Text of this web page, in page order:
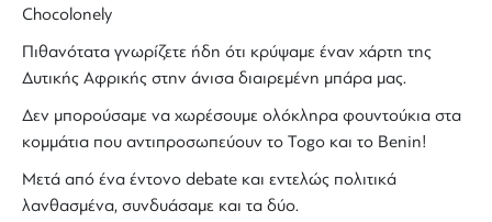
Chocolonely
Πιθανότατα γνωρίζετε ήδη ότι κρύψαμε έναν χάρτη της
Δυτικής Αφρικής στην άνισα διαιρεμένη μπάρα μας.
Δεν μπορούσαμε να χωρέσουμε ολόκληρα φουντούκια στα
κομμάτια που αντιπροσωπεύουν το Togo και το Benin!
Μετά από ένα έντονο debate και εντελώς πολιτικά
λανθασμένα, συνδυάσαμε και τα δύο.